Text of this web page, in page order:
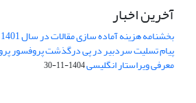
آخرین اخبار
بخشنامه هزینه آماده سازی مقالات در سال 1401
پیام تسلیت سردبیر در پی درگذشت پروفسور
معرفی ویراستار انگلیسی1404-11-30